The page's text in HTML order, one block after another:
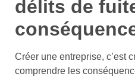
délits de
Créer une entreprise, c’est
comprendre les